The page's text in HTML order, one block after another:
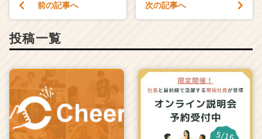
リ
（C
e
C
a
前の記事へ 次の記事へ
投稿一覧